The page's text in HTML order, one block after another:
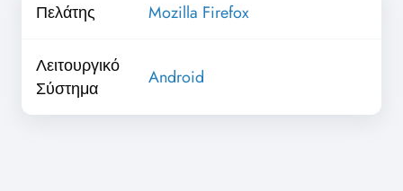
Πελάτης Mozilla Firefox
Λειτουργικό
Σύστημα
Android